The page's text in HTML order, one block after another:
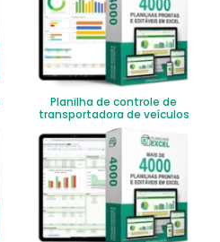
Planilha de controle de
transportadora de veículos